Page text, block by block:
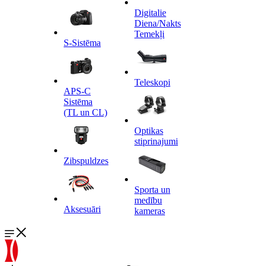
S-Sistēma
APS-C
Sistēma
(TL un CL)
Zibspuldzes
Aksesuāri
Digitalie
Diena/Nakts
Temekļi
Teleskopi
Optikas
stiprinajumi
Sporta un
medību
kameras